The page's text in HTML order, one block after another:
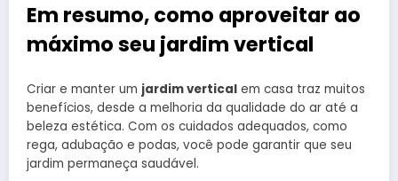
Em resumo, como aproveitar ao
máximo seu jardim vertical
Criar e manter um jardim vertical em casa traz muitos
benefícios, desde a melhoria da qualidade do ar até a
beleza estética. Com os cuidados adequados, como
rega, adubação e podas, você pode garantir que seu
jardim permaneça saudável.